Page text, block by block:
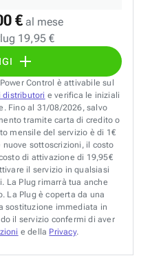
€ al mese
19,95 €
Control è attivabile sul
distributori e verifica le iniziali
Fino al 31/08/2026, salvo
tramite carta di credito o
mensile del servizio è di 1€
sottoscrizioni, il costo
di attivazione di 19,95€
il servizio in qualsiasi
La Plug rimarrà tua anche
La Plug è coperta da una
sostituzione immediata in
il servizio confermi di aver
e della Privacy.